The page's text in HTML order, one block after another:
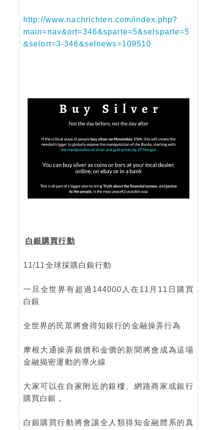
http://www.nachrichten.com/index.php?
main=nav&ort=346&sparte=5&selsparte=5
&selort=3-346&selnews=109510
白銀購買行動
11/11全球採購白銀行動
一旦全世界有超過144000人在11月11日購買
白銀
全世界的民眾將會得知銀行的金融操弄行為
摩根大通操弄銀價和金價的新聞將會成為這場
金融揭密運動的導火線
大家可以在自家附近的銀樓、網路商家或銀行
購買白銀，
白銀購買行動將會讓全人類得知金融體系的真